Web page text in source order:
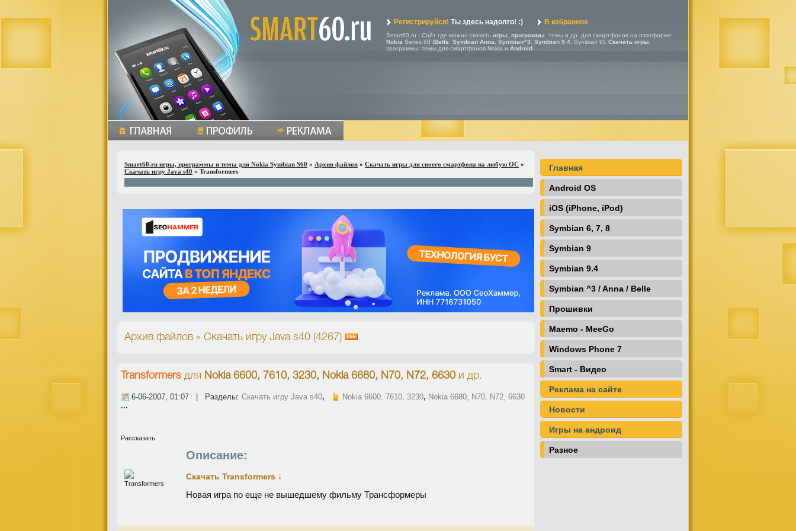
Регистрируйся! Ты здесь надолго! :) В избранное
Smart60.ru - Сайт где можно скачать игры программы , темы и др. для смартфонов на платформе
Nokia Series 60 (Belle Symbian Anna Symbian^3 Symbian 9.4 , Symbian 9). Скачать игры
программы, темы для смартфонов Nokia и Android
Smart60.ru игры, программы и темы для Nokia Symbian S60 » Архив файлов » Скачать игры для своего смартфона на любую ОС »
Скачать игру Java s40 » Transformers
Архив файлов » Скачать игру Java s40 (4267)
Transformers для Nokia 6600, 7610, 3230, Nokia 6680, N70, N72, 6630и др.
6-06-2007, 01:07 | Разделы: Скачать игру Java s40, Nokia 6600, 7610, 3230, Nokia 6680, N70, N72, 6630
...
Рассказать
Описание:
Скачать Transformers ↓
Новая игра по еще не вышедшему фильму Трансформеры
Главная
Android OS
iOS (iPhone, iPod)
Symbian 6, 7, 8
Symbian 9
Symbian 9.4
Symbian ^3 / Anna / Belle
Прошивки
Maemo - MeeGo
Windows Phone 7
Smart - Видео
Реклама на сайте
Новости
Игры на андроид
Разное